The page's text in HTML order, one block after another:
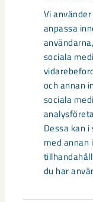
Vi
anpassa
sociala
och annan
sociala
Dessa kan
med annan
du har